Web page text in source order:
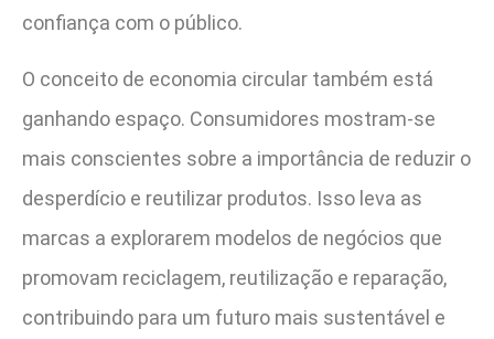
confiança com o público.
O conceito de economia circular também está
ganhando espaço. Consumidores mostram-se
mais conscientes sobre a importância de reduzir o
desperdício e reutilizar produtos. Isso leva as
marcas a explorarem modelos de negócios que
promovam reciclagem, reutilização e reparação,
contribuindo para um futuro mais sustentável e